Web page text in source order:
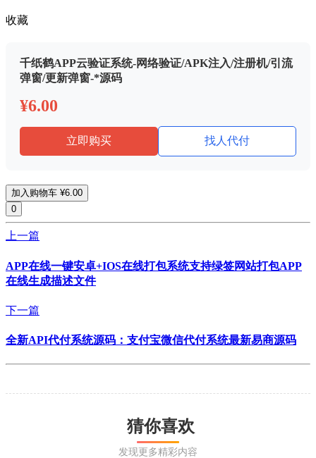
收藏
千纸鹤APP云验证系统-网络验证/APK注入/注册机/引流
弹窗/更新弹窗-*源码
¥6.00
立即购买 找人代付
加入购物车 ¥6.00
0
上一篇
APP在线一键安卓+IOS在线打包系统支持绿签网站打包APP
在线生成描述文件
下一篇
全新API代付系统源码：支付宝微信代付系统最新易商源码
猜你喜欢
发现更多精彩内容